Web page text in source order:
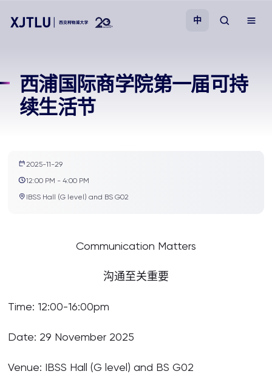
招生
学院
中
西浦国际商学院第一届可持
续生活节
2025-11-29
12:00 PM - 4:00 PM
IBSS Hall (G level) and BS G02
Communication Matters
沟通至关重要
Time: 12:00-16:00pm
Date: 29 November 2025
Venue: IBSS Hall (G level) and BS G02